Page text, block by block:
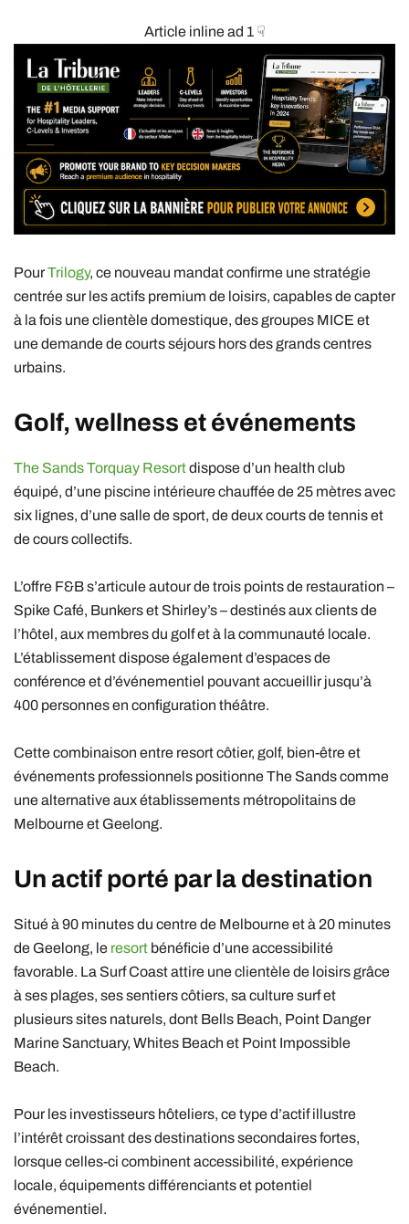
Article inline ad 1 ☟
PourTrilogy, ce nouveau mandat confirme une stratégie
centrée sur les actifs premium de loisirs, capables de capter
à la fois une clientèle domestique, des groupes MICE et
une demande de courts séjours hors des grands centres
urbains.
Golf, wellness et événements
The Sands Torquay Resortdispose d’un health club
équipé, d’une piscine intérieure chauffée de 25 mètres avec
six lignes, d’une salle de sport, de deux courts de tennis et
de cours collectifs.
L’offre F&B s’articule autour de trois points de restauration –
Spike Café, Bunkers et Shirley’s – destinés aux clients de
l’hôtel, aux membres du golf et à la communauté locale.
L’établissement dispose également d’espaces de
conférence et d’événementiel pouvant accueillir jusqu’à
400 personnes en configuration théâtre.
Cette combinaison entre resort côtier, golf, bien-être et
événements professionnels positionne The Sands comme
une alternative aux établissements métropolitains de
Melbourne et Geelong.
Un actif porté par la destination
Situé à 90 minutes du centre de Melbourne et à 20 minutes
de Geelong, le resort bénéficie d’une accessibilité
favorable. La Surf Coast attire une clientèle de loisirs grâce
à ses plages, ses sentiers côtiers, sa culture surf et
plusieurs sites naturels, dont Bells Beach, Point Danger
Marine Sanctuary, Whites Beach et Point Impossible
Beach.
Pour les investisseurs hôteliers, ce type d’actif illustre
l’intérêt croissant des destinations secondaires fortes,
lorsque celles-ci combinent accessibilité, expérience
locale, équipements différenciants et potentiel
événementiel.